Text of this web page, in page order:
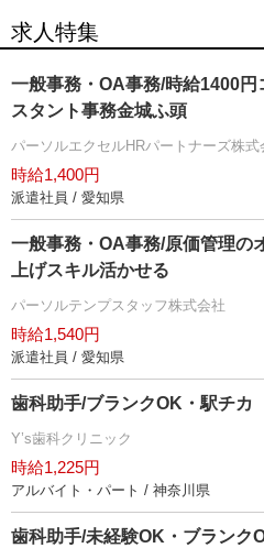
求人特集
一般事務・OA事務/時給1400
スタント事務金城ふ頭
パーソルエクセルHRパートナーズ株式
時給1,400円
派遣社員 / 愛知県
一般事務・OA事務/原価管理の
上げスキル活かせる
パーソルテンプスタッフ株式会社
時給1,540円
派遣社員 / 愛知県
歯科助手/ブランクOK・駅チカ
Y’s歯科クリニック
時給1,225円
アルバイト・パート / 神奈川県
歯科助手/未経験OK・ブランク